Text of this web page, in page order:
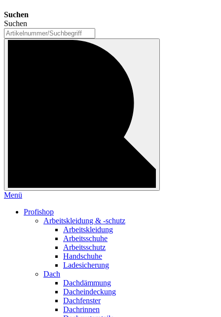
Suchen
Suchen
Menü
Profishop
Arbeitskleidung & -schutz
Arbeitskleidung
Arbeitsschuhe
Arbeitsschutz
Handschuhe
Ladesicherung
Dach
Dachdämmung
Dacheindeckung
Dachfenster
Dachrinnen